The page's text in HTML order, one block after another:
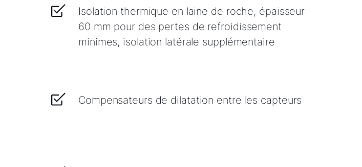
Isolation thermique en laine de roche, épaisseur
60 mm pour des pertes de refroidissement
minimes, isolation latérale supplémentaire
Compensateurs de dilatation entre les capteurs